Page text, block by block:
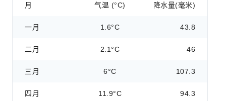
月 气温 (°C) 降水量(毫米)
一月 1.6°C 43.8
二月 2.1°C 46
三月 6°C 107.3
四月 11.9°C 94.3